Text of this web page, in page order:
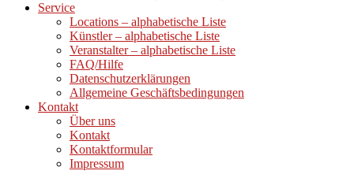
Service
Locations – alphabetische Liste
Künstler – alphabetische Liste
Veranstalter – alphabetische Liste
FAQ/Hilfe
Datenschutzerklärungen
Allgemeine Geschäftsbedingungen
Kontakt
Über uns
Kontakt
Kontaktformular
Impressum